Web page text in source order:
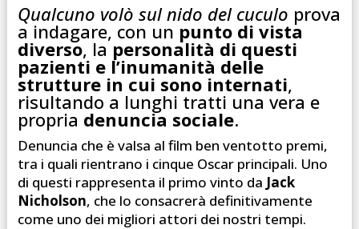
Qualcuno volò sul nido del cuculo prova
a indagare, con un punto di vista
diverso, lapersonalità di questi
pazienti e l’inumanità delle
strutture in cui sono internati,
risultando a lunghi tratti una vera e
propria denuncia sociale.
Denuncia che è valsa al film ben ventotto premi,
tra i quali rientrano i cinque Oscar principali. Uno
di questi rappresenta il primo vinto da Jack
Nicholson, che lo consacrerà definitivamente
come uno dei migliori attori dei nostri tempi.